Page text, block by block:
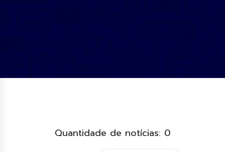
Quantidade de notícias: 0